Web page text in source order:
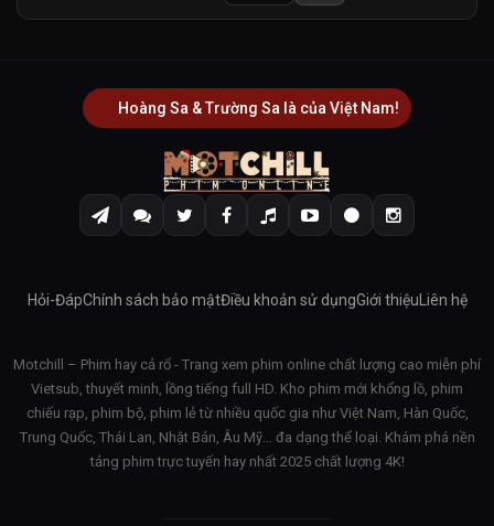
Hoàng Sa & Trường Sa là của Việt Nam!
Hỏi-ĐápChính sách bảo mậtĐiều khoản sử dụngGiới thiệu Liên hệ
Motchill – Phim hay cả rổ - Trang xem phim online chất lượng cao miễn phí
Vietsub, thuyết minh, lồng tiếng full HD. Kho phim mới khổng lồ, phim
chiếu rạp, phim bộ, phim lẻ từ nhiều quốc gia như Việt Nam, Hàn Quốc,
Trung Quốc, Thái Lan, Nhật Bản, Âu Mỹ… đa dạng thể loại. Khám phá nền
tảng phim trực tuyến hay nhất 2025 chất lượng 4K!